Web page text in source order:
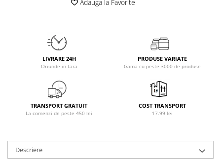
Power System
Puritan`s Pride
Raw Nutrition
REDCON1
RIPT
Adauga la Favorite
LIVRARE 24H
Oriunde in tara
PRODUSE VARIATE
Gama cu peste 3000 de produse
TRANSPORT GRATUIT
La comenzi de peste 450 lei
COST TRANSPORT
17.99 lei
Descriere